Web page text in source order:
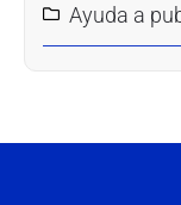
Ayuda a